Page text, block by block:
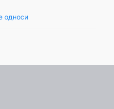
односи